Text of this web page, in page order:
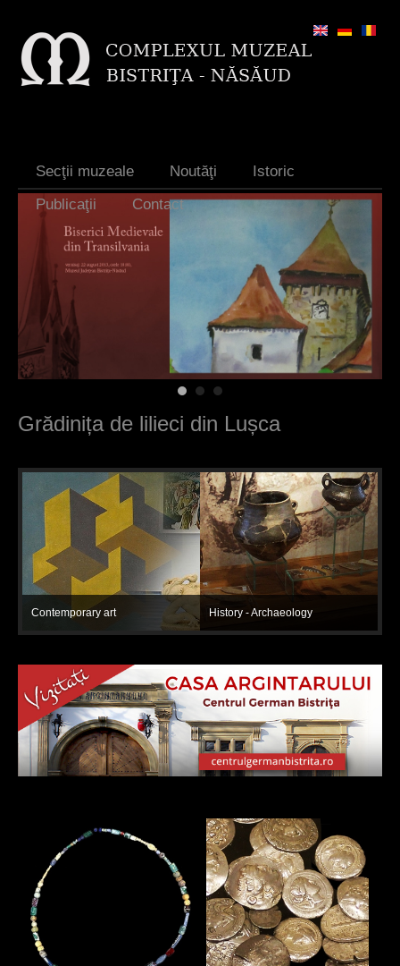
Secţii muzeale Noutăţi
Istoric
Publicaţii
Contact
Grădinița de lilieci din Lușca
Contemporary art History - Archaeology